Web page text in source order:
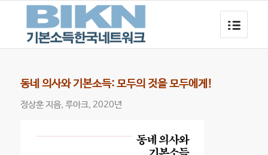
동네 의사와 기본소득: 모두의 것을 모두에게!
정상훈 지음, 루아크, 2020년